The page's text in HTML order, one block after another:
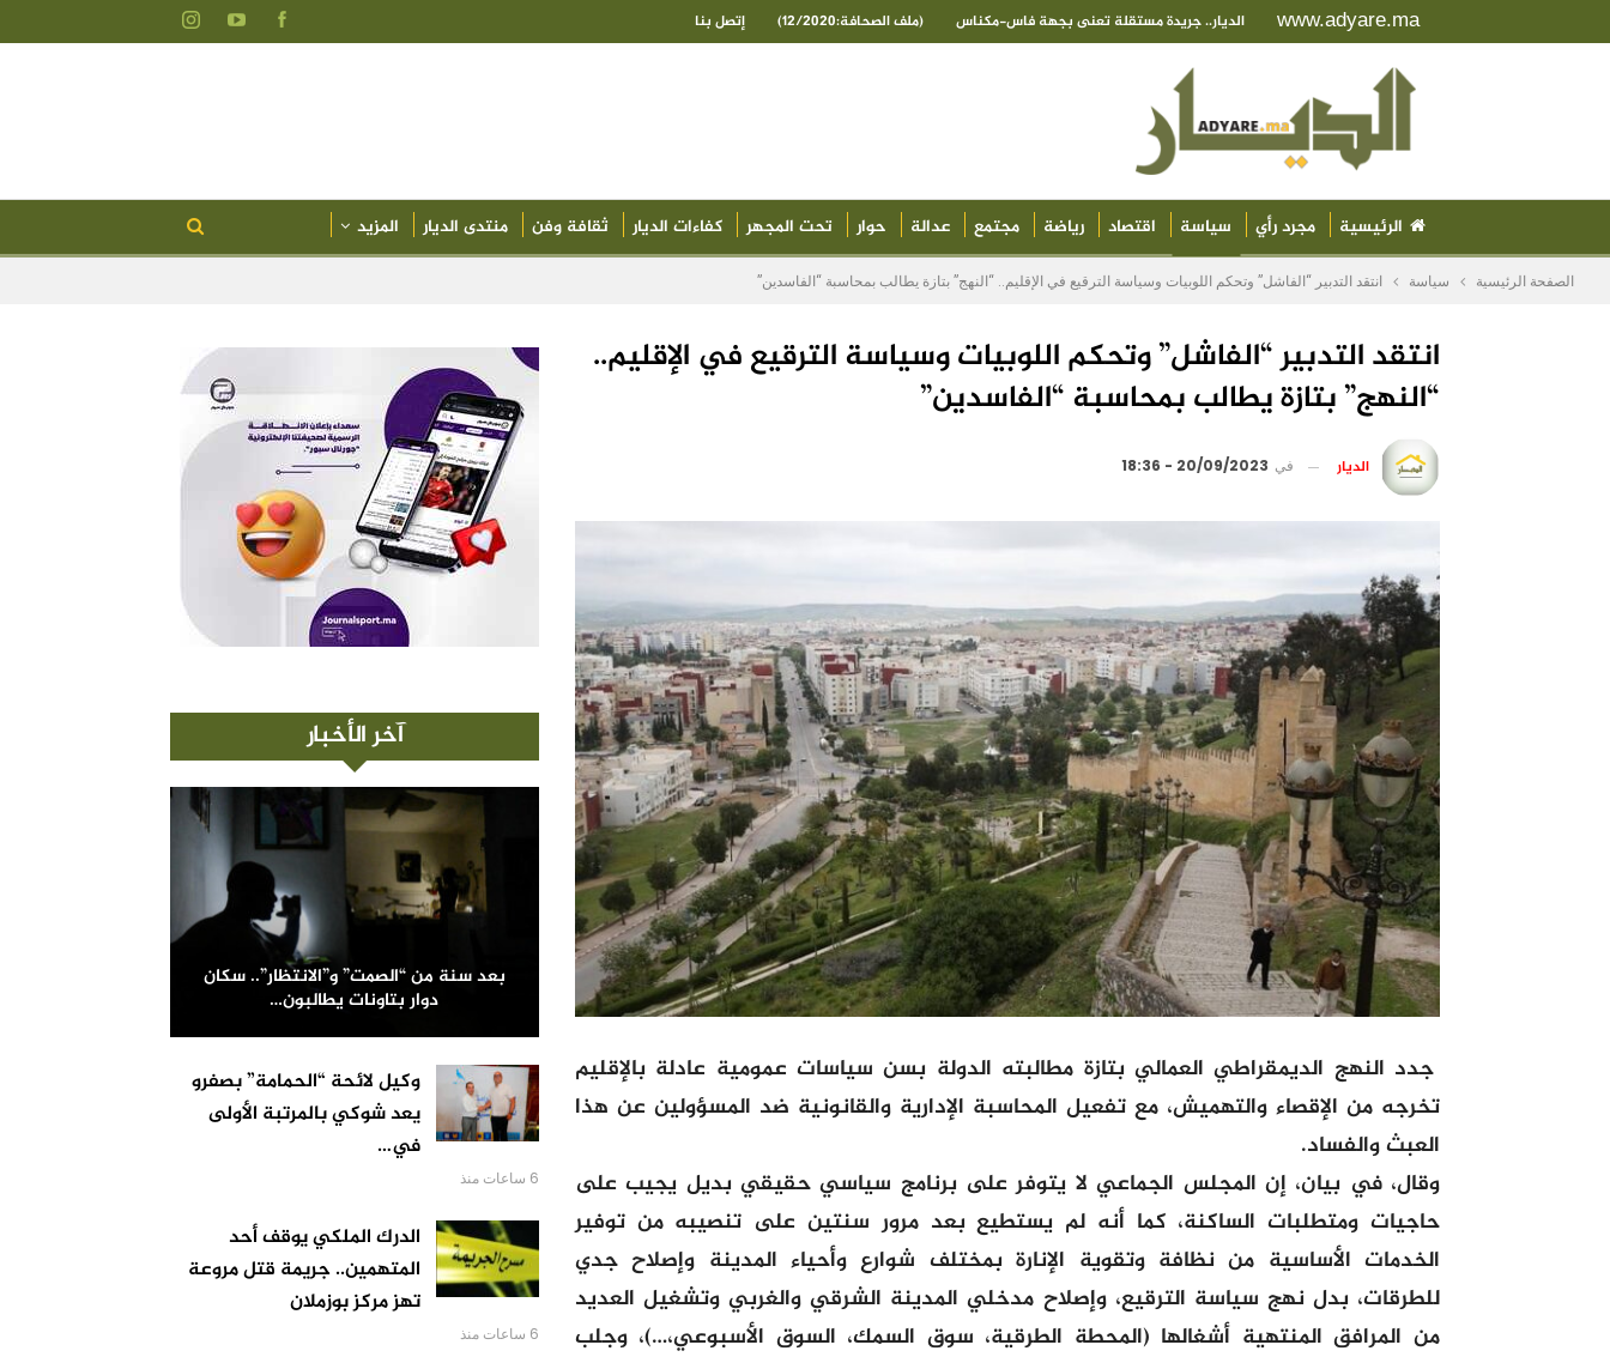
www.adyare.ma الديار.. جريدة مستقلة تعنى بجهة فاس-مكناس (ملف الصحافة:12/2020) إتصل بنا
الرئيسية مجرد رأي سياسة اقتصاد رياضة مجتمع عدالة حوار تحت المجهر كفاءات الديار ثقافة وفن منتدى الديار المزيد
الصفحة الرئيسية سياسة انتقد التدبير “الفاشل” وتحكم اللوبيات وسياسة الترقيع في الإقليم.. “النهج” بتازة يطالب بمحاسبة “الفاسدين”
انتقد التدبير “الفاشل” وتحكم اللوبيات وسياسة الترقيع في الإقليم..
“النهج” بتازة يطالب بمحاسبة “الفاسدين”
الديار في 20/09/2023 - 18:36
جدد النهج الديمقراطي العمالي بتازة مطالبته الدولة بسن سياسات عمومية عادلة بالإقليم
تخرجه من الإقصاء والتهميش، مع تفعيل المحاسبة الإدارية والقانونية ضد المسؤولين عن هذا
العبث والفساد.
وقال، في بيان، إن المجلس الجماعي لا يتوفر على برنامج سياسي حقيقي بديل يجيب على
حاجيات ومتطلبات الساكنة، كما أنه لم يستطيع بعد مرور سنتين على تنصيبه من توفير
الخدمات الأساسية من نظافة وتقوية الإنارة بمختلف شوارع وأحياء المدينة وإصلاح جدي
للطرقات، بدل نهج سياسة الترقيع، وإصلاح مدخلي المدينة الشرقي والغربي وتشغيل العديد
من المرافق المنتهية أشغالها (المحطة الطرقية، سوق السمك، السوق الأسبوعي،…)، وجلب
آخر الأخبار
بعد سنة من “الصمت” و”الانتظار”.. سكان
دوار بتاونات يطالبون…
وكيل لائحة “الحمامة” بصفرو
يعد شوكي بالمرتبة الأولى
في…
6 ساعات منذ
الدرك الملكي يوقف أحد
المتهمين.. جريمة قتل مروعة
تهز مركز بوزملان
6 ساعات منذ